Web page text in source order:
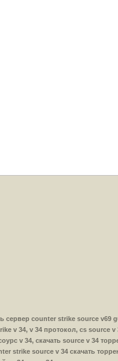
counter strike source v69
v 34, v 34 протокол, cs source
v 34, скачать source v 34
strike source v 34 скачать